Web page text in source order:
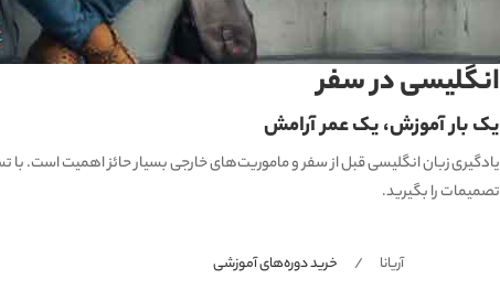
انگلیسی در سفر
یک بار آموزش، یک عمر آرامش
یادگیری زبان انگلیسی قبل از سفر و ماموریت‌های خارجی بسیار حائز اهمیت است. با
تصمیمات را بگیرید.
آریانا خرید دوره‌های آموزشی